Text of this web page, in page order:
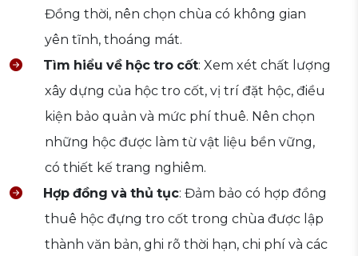
Đồng thời, nên chọn chùa có không gian
yên tĩnh, thoáng mát.
Tìm hiểu về hộc tro cốt: Xem xét chất lượng
xây dựng của hộc tro cốt, vị trí đặt hộc, điều
kiện bảo quản và mức phí thuê. Nên chọn
những hộc được làm từ vật liệu bền vững,
có thiết kế trang nghiêm.
Hợp đồng và thủ tục: Đảm bảo có hợp đồng
thuê hộc đựng tro cốt trong chùa được lập
thành văn bản, ghi rõ thời hạn, chi phí và các